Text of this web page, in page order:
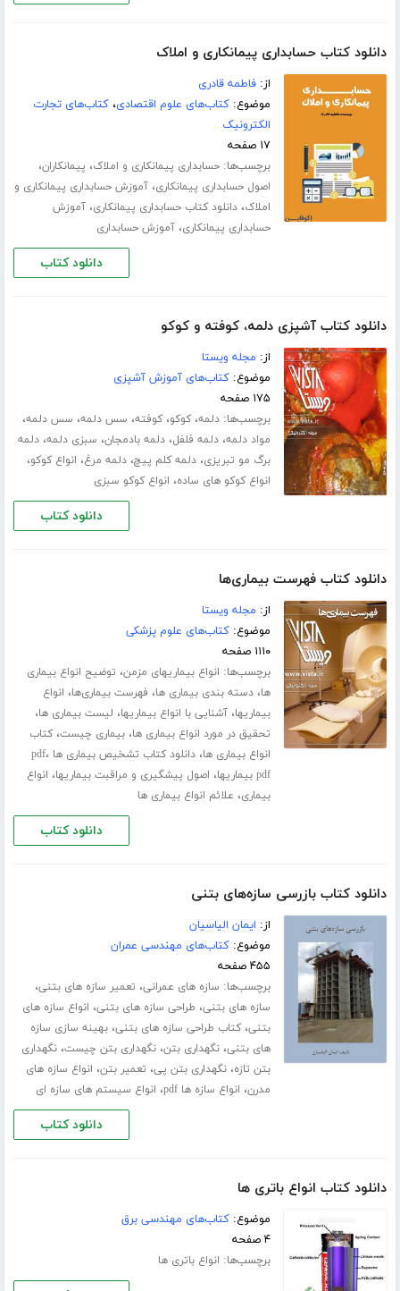
دانلود کتاب حسابداری پیمانکاری و املاک
از:فاطمه قادری
موضوع:کتاب‌های علوم اقتصادی،کتاب‌های تجارت
الکترونیک
۱۷ صفحه
برچسب‌ها:حسابداری پیمانکاری و املاک، پیمانکاران،
اصول حسابداری پیمانکاری،آموزش حسابداری پیمانکاری و
املاک،دانلود کتاب حسابداری پیمانکاری،آموزش
حسابداری پیمانکاری،آموزش حسابداری
دانلود کتاب
دانلود کتاب آشپزی دلمه، کوفته و کوکو
از: مجله ویستا
موضوع:کتاب‌های آموزش آشپزی
۱۷۵ صفحه
برچسب‌ها:دلمه،کوکو،کوفته، سس دلمه، سس دلمه،
مواد دلمه،دلمه فلفل،دلمه بادمجان، سبزی دلمه،دلمه
برگ مو تبریزی،دلمه کلم پیچ،دلمه مرغ، انواع کوکو،
انواع کوکو های ساده، انواع کوکو سبزی
دانلود کتاب
دانلود کتاب فهرست بیماری‌ها
از: مجله ویستا
موضوع:کتاب‌های علوم پزشکی
۱۱۱۰ صفحه
برچسب‌ها: انواع بیماریهای مزمن، توضیح انواع بیماری
ها،دسته بندی بیماری ها، فهرست بیماری‌ها، انواع
بیماریها،آشنایی با انواع بیماریها، لیست بیماری ها،
تحقیق در مورد انواع بیماری ها،بیماری چیست،کتاب
انواع بیماری ها،دانلود کتاب تشخیص بیماری ها pdf ،
pdf بیماریها ، اصول پیشگیری و مراقبت بیماریها، انواع
بیماری، علائم انواع بیماری ها
دانلود کتاب
دانلود کتاب بازرسی سازه‌های بتنی
از: ایمان الیاسیان
موضوع:کتاب‌های مهندسی عمران
۴۵۵ صفحه
برچسب‌ها: سازه های عمرانی، تعمیر سازه های بتنی،
سازه های بتنی، طراحی سازه های بتنی، انواع سازه های
بتنی،کتاب طراحی سازه های بتنی،بهینه سازی سازه
های بتنی،نگهداری بتن،نگهداری بتن چیست،نگهداری
بتن تازه،نگهداری بتن پی، تعمیر بتن، انواع سازه های
مدرن، انواع سازه ها pdf ، انواع سیستم های سازه ای
دانلود کتاب
دانلود کتاب انواع باتری ها
موضوع:کتاب‌های مهندسی برق
۴ صفحه
برچسب‌ها: انواع باتری ها